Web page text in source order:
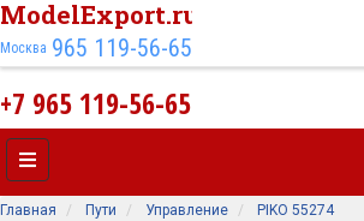
ModelExport.ru
Москва 965 119-56-65
+7 965 119-56-65
Главная Пути Управление PIKO 55274